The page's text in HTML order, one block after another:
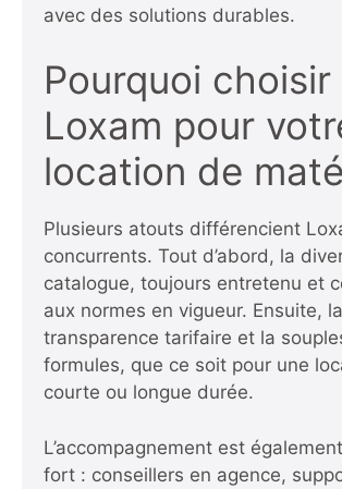
avec des solutions durables.
Pourquoi choisir
Loxam pour
location de
Plusieurs atouts différencient
concurrents. Tout d’abord, la
catalogue, toujours entretenu et
aux normes en vigueur. Ensuite, la
transparence tarifaire et la
formules, que ce soit pour une
courte ou longue durée.
L’accompagnement est
fort : conseillers en agence,